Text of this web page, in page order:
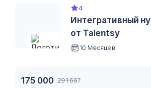
4
Интегративный
от Talentsy
10 Месяцев
175 000 291 667